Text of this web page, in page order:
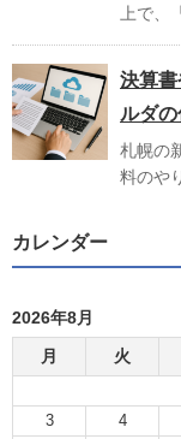
上で、
決算
ルダ
札幌の
料のや
カレンダー
2026年8月
月
火
3
4